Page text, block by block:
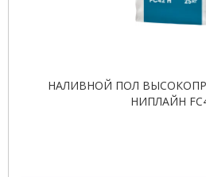
НАЛИВНОЙ ПОЛ
НИПЛАЙН